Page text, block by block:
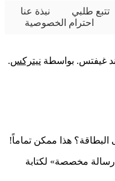
تتبع طلبي
نبذة عنا
احترام الخصوصية
نيتركس.
هذا ممكن تماماً!
مخصصة» لكتابة